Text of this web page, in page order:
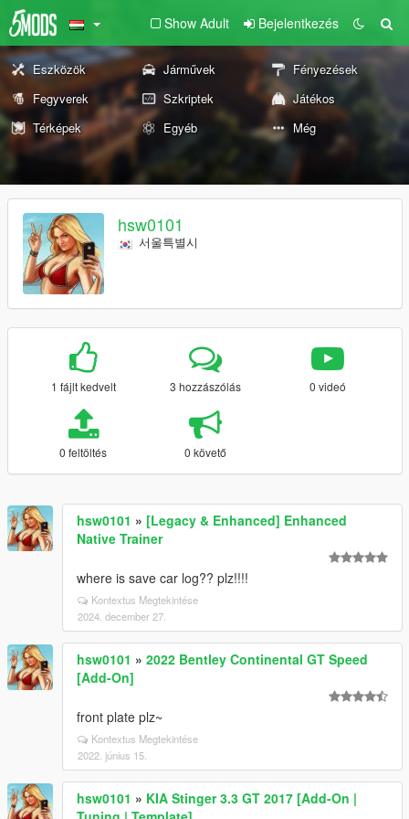
Show Adult Bejelentkezés
Eszközök Járművek
Fényezések
Fegyverek
Szkriptek
Játékos
Térképek
Egyéb Még
hsw0101
서울특별시
1 fájlt kedvelt 3 hozzászólás 0 videó
0 feltöltés 0 követő
hsw0101 » [Legacy & Enhanced] Enhanced
Native Trainer
where is save car log?? plz!!!!
Kontextus Megtekintése
2024. december 27.
hsw0101 » 2022 Bentley Continental GT Speed
[Add-On]
front plate plz~
Kontextus Megtekintése
2022. június 15.
hsw0101 » KIA Stinger 3.3 GT 2017 [Add-On |